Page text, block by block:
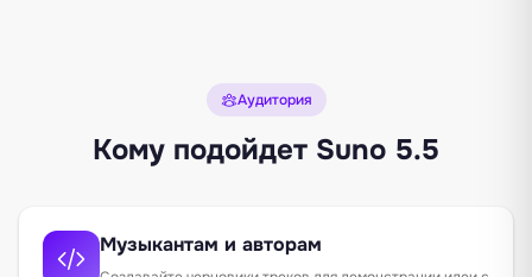
Аудитория
Кому подойдет Suno 5.5
Музыкантам и авторам